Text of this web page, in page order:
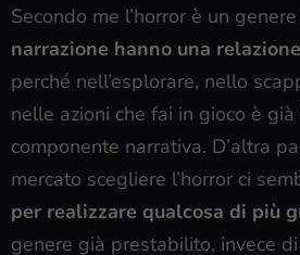
Secondo me l’horror è un
narrazione hanno una
perché nell’esplorare, nello
nelle azioni che fai in gioco è già
componente narrativa. D’altra
mercato scegliere l’horror ci
per realizzare qualcosa di più
genere già prestabilito, invece